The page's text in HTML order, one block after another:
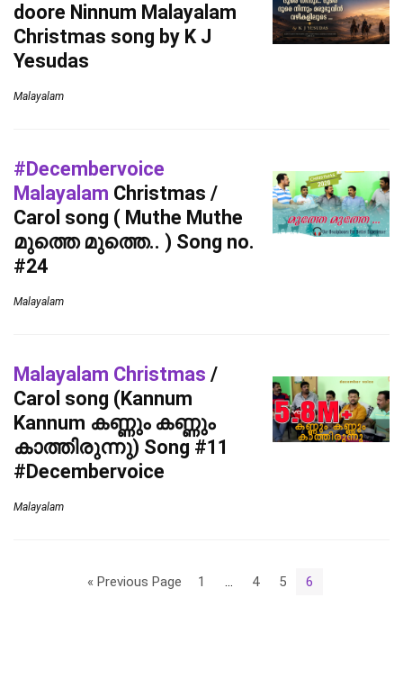
doore Ninnum Malayalam
Christmas song by K J
Yesudas
Malayalam
#Decembervoice
Malayalam Christmas /
Carol song ( Muthe Muthe
മുത്തെ മുത്തെ.. ) Song no.
#24
Malayalam
Malayalam Christmas /
Carol song (Kannum
Kannum കണ്ണും കണ്ണും
കാത്തിരുന്നു) Song #11
#Decembervoice
Malayalam
« Previous Page 1 4 5 6